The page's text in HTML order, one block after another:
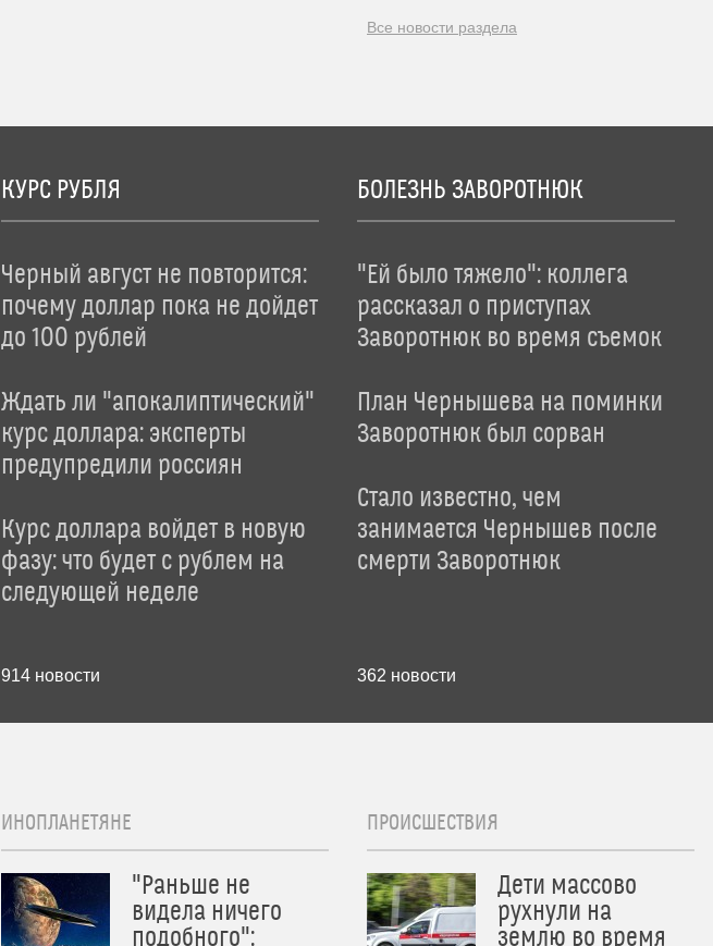
Все новости раздела
КУРС РУБЛЯ
Черный август не повторится:
почему доллар пока не дойдет
до 100 рублей
Ждать ли "апокалиптический"
курс доллара: эксперты
предупредили россиян
Курс доллара войдет в новую
фазу: что будет с рублем на
следующей неделе
914новости
БОЛЕЗНЬ ЗАВОРОТНЮК
"Ей было тяжело": коллега
рассказал о приступах
Заворотнюк во время съемок
План Чернышева на поминки
Заворотнюк был сорван
Стало известно, чем
занимается Чернышев после
смерти Заворотнюк
362 новости
ИНОПЛАНЕТЯНЕ
"Раньше не
видела ничего
подобного":
ПРОИСШЕСТВИЯ
Дети массово
рухнули на
землю во время